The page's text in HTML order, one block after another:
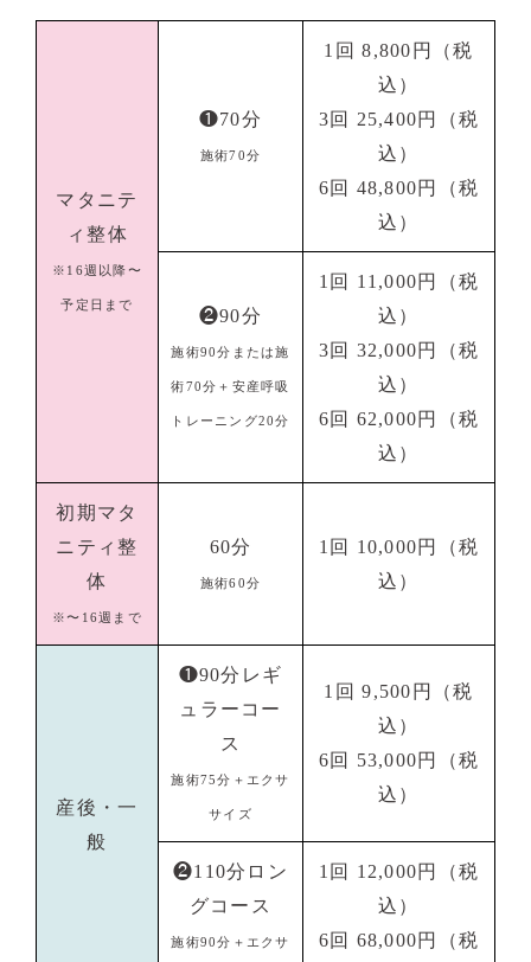
マタニテ
ィ整体
※16週以降〜
予定日まで
❶70分
施術70分
1回 8,800円（税
込）
3回 25,400円（税
込）
6回 48,800円（税
込）
❷90分
施術90分または施
術70分＋安産呼吸
トレーニング20分
1回 11,000円（税
込）
3回 32,000円（税
込）
6回 62,000円（税
込）
初期マタ
ニティ整
体
※〜16週まで
60分
施術60分
1回 10,000円（税
込）
産後・一
般
❶90分レギ
ュラーコー
ス
施術75分＋エクサ
サイズ
1回 9,500円（税
込）
6回 53,000円（税
込）
❷110分ロン
グコース
施術90分＋エクサ
1回 12,000円（税
込）
6回 68,000円（税